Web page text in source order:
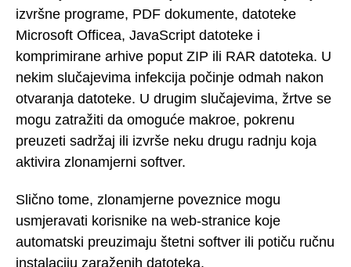
izvršne programe, PDF dokumente, datoteke
Microsoft Officea, JavaScript datoteke i
komprimirane arhive poput ZIP ili RAR datoteka. U
nekim slučajevima infekcija počinje odmah nakon
otvaranja datoteke. U drugim slučajevima, žrtve se
mogu zatražiti da omoguće makroe, pokrenu
preuzeti sadržaj ili izvrše neku drugu radnju koja
aktivira zlonamjerni softver.
Slično tome, zlonamjerne poveznice mogu
usmjeravati korisnike na web-stranice koje
automatski preuzimaju štetni softver ili potiču ručnu
instalaciju zaraženih datoteka.